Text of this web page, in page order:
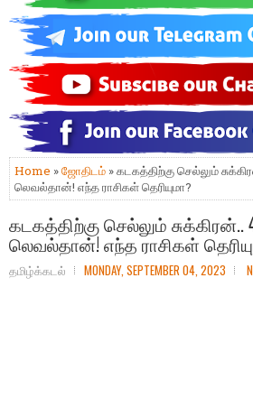
Home »ஜோதிடம் » கடகத்திற்கு செல்லும்
லெவல்தான்! எந்த ராசிகள் தெரியுமா?
கடகத்திற்கு செல்லும் சுக்கிரன்..
லெவல்தான்! எந்த ராசிகள்
தமிழ்க்கடல் MONDAY, SEPTEMBER 04, 2023